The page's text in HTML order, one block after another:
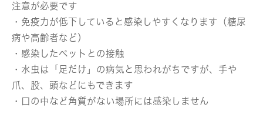
注意が必要です
・免疫力が低下していると感染しやすくなります（糖尿
病や高齢者など）
・感染したペットとの接触
・水虫は「足だけ」の病気と思われがちですが、手や
爪、股、頭などにもできます
・口の中など角質がない場所には感染しません